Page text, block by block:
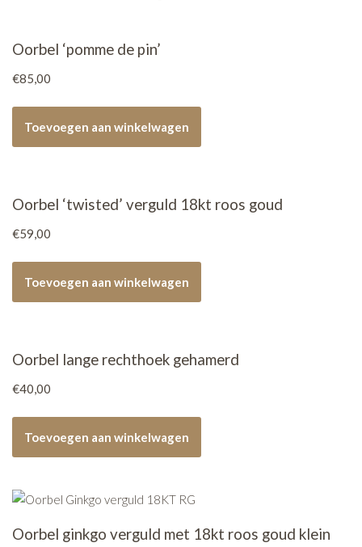
Oorbel ‘pomme de pin’
€85,00
Toevoegen aan winkelwagen
Oorbel ‘twisted’ verguld 18kt roos goud
€59,00
Toevoegen aan winkelwagen
Oorbel lange rechthoek gehamerd
€40,00
Toevoegen aan winkelwagen
Oorbel ginkgo verguld met 18kt roos goud klein